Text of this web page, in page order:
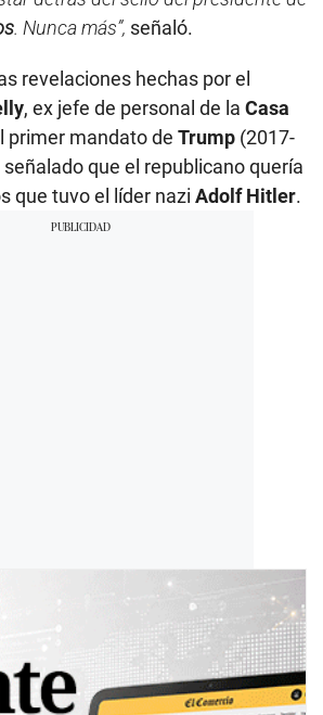
. Nunca más”, señaló.
revelaciones hechas por el
, ex jefe de personal de la Casa
primer mandato de Trump (2017-
que el republicano quería
que tuvo el líder nazi Adolf Hitler.